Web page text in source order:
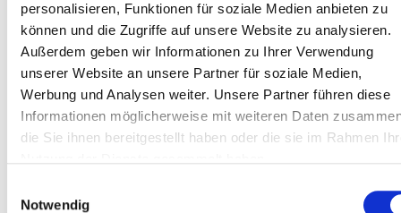
personalisieren, Funktionen für soziale Medien anbieten zu
können und die Zugriffe auf unsere Website zu analysieren.
Außerdem geben wir Informationen zu Ihrer Verwendung
unserer Website an unsere Partner für soziale Medien,
Werbung und Analysen weiter. Unsere Partner führen diese
Informationen möglicherweise mit weiteren Daten
die Sie ihnen bereitgestellt haben oder die sie im Rahmen
Notwendig
Norbert Hillinger auf Linkedin
Norbert Hillinger im Web
Jeanny Gucher –
Rethinking efficiency
in the age of AI